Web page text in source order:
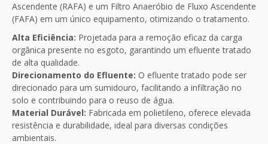
Ascendente (RAFA) e um Filtro Anaeróbio de Fluxo Ascendente
(FAFA) em um único equipamento, otimizando o tratamento.
Alta Eficiência: Projetada para a remoção eficaz da carga
orgânica presente no esgoto, garantindo um efluente tratado
de alta qualidade.
Direcionamento do Efluente: O efluente tratado pode ser
direcionado para um sumidouro, facilitando a infiltração no
solo e contribuindo para o reuso de água.
Material Durável: Fabricada em polietileno, oferece elevada
resistência e durabilidade, ideal para diversas condições
ambientais.